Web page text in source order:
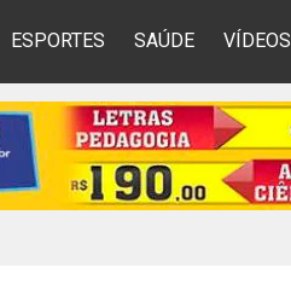
ESPORTES SAÚDE VÍDEOS